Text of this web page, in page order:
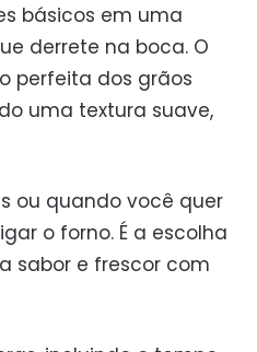
básicos em uma
derrete na boca. O
perfeita dos grãos
uma textura suave,
ou quando você quer
o forno. É a escolha
sabor e frescor com